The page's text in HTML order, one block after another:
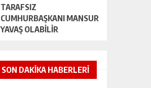
TARAFSIZ
CUMHURBAŞKANI MANSUR
YAVAŞ OLABİLİR
SON DAKİKA HABERLERİ